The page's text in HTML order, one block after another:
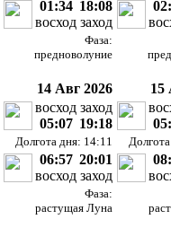
01:34
восход
18:08
заход
Фаза:
предноволуние
14 Авг 2026
восход
05:07
заход
19:18
Долгота дня: 14:11
06:57
восход
20:01
заход
Фаза:
растущая Луна
15